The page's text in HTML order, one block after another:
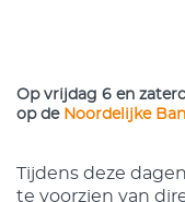
Op vrijdag 6 en
op de Noordelijke
Tijdens deze
te voorzien van